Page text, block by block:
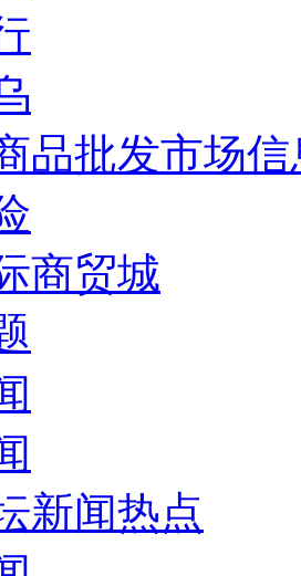
品批发市场
商贸城
新闻热点